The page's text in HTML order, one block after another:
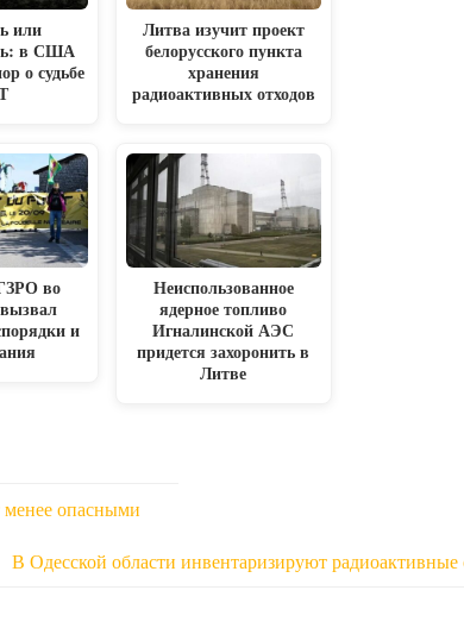
или
в США
о судьбе
во
и
Литва изучит проект
белорусского пункта
хранения
радиоактивных отходов
Неиспользованное
ядерное топливо
Игналинской АЭС
придется захоронить в
Литве
опасными
В Одесской области инвентаризируют радиоактивные